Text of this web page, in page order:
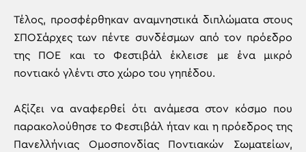
Τέλος, προσφέρθηκαν αναμνηστικά διπλώματα στους
ΣΠΟΣάρχες των πέντε συνδέσμων από τον πρόεδρο
της ΠΟΕ και το Φεστιβάλ έκλεισε με ένα μικρό
ποντιακό γλέντι στο χώρο του γηπέδου.
Αξίζει να αναφερθεί ότι ανάμεσα στον κόσμο που
παρακολούθησε το Φεστιβάλ ήταν και η πρόεδρος της
Πανελλήνιας Ομοσπονδίας Ποντιακών Σωματείων,